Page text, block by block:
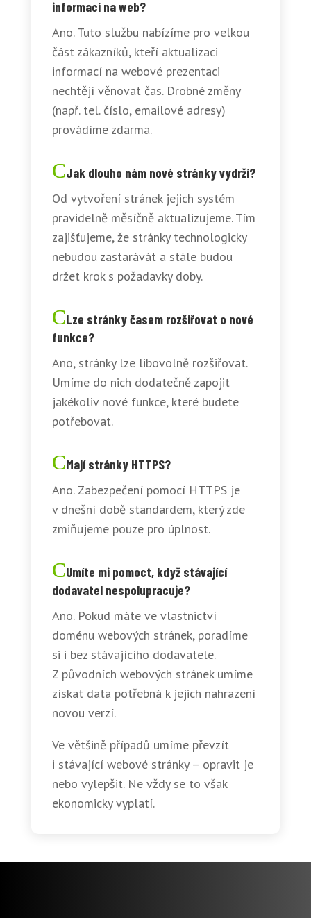
informací na web?
Ano. Tuto službu nabízíme pro velkou
část zákazníků, kteří aktualizaci
informací na webové prezentaci
nechtějí věnovat čas. Drobné změny
(např. tel. číslo, emailové adresy)
provádíme zdarma.
Jak dlouho nám nové stránky vydrží?
Od vytvoření stránek jejich systém
pravidelně měsíčně aktualizujeme. Tím
zajišťujeme, že stránky technologicky
nebudou zastarávát a stále budou
držet krok s požadavky doby.
Lze stránky časem rozšiřovat o nové
funkce?
Ano, stránky lze libovolně rozšiřovat.
Umíme do nich dodatečně zapojit
jakékoliv nové funkce, které budete
potřebovat.
Mají stránky HTTPS?
Ano. Zabezpečení pomocí HTTPS je
v dnešní době standardem, který zde
zmiňujeme pouze pro úplnost.
Umíte mi pomoct, když stávající
dodavatel nespolupracuje?
Ano. Pokud máte ve vlastnictví
doménu webových stránek, poradíme
si i bez stávajícího dodavatele.
Z původních webových stránek umíme
získat data potřebná k jejich nahrazení
novou verzí.
Ve většině případů umíme převzít
i stávající webové stránky – opravit je
nebo vylepšit. Ne vždy se to však
ekonomicky vyplatí.